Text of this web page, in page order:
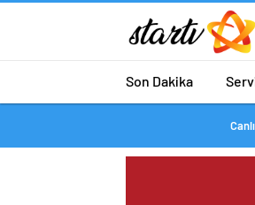
Son Dakika